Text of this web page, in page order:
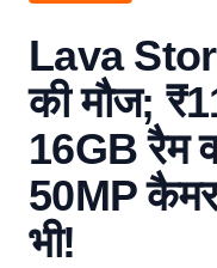
Lava
की मौज;
16GB रैम
50MP
भी!